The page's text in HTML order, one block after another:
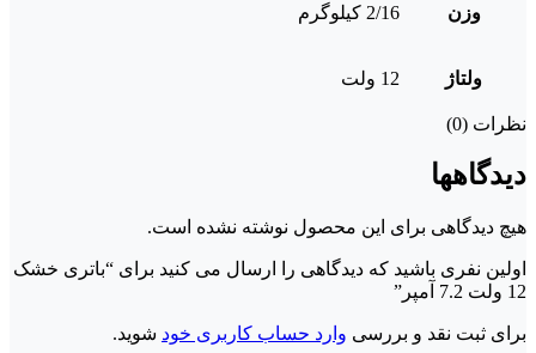
وزن 2/16 کیلوگرم
ولتاژ 12 ولت
نظرات (0)
دیدگاهها
هیچ دیدگاهی برای این محصول نوشته نشده است.
اولین نفری باشید که دیدگاهی را ارسال می کنید برای “باتری خشک
12 ولت 7.2 آمپر”
برای ثبت نقد و بررسی وارد حساب کاربری خود شوید.